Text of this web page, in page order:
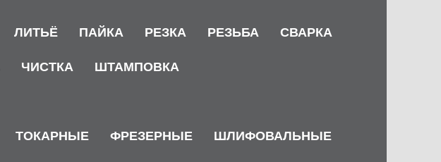
ЛИТЬЁ ПАЙКА РЕЗКА РЕЗЬБА СВАРКА
ЧИСТКА ШТАМПОВКА
ТОКАРНЫЕ ФРЕЗЕРНЫЕ ШЛИФОВАЛЬНЫЕ